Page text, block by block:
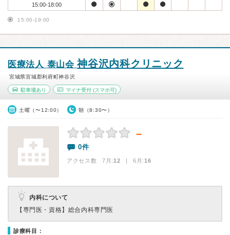
15:00-18:00
15:00-19:00
医療法人 泰山会神谷沢内科クリニック
宮城県宮城郡利府町神谷沢
駐車場あり マイナ受付(スマホ可)
土曜（〜12:00） 朝（8:30〜）
－
0件
アクセス数 7月:12 | 6月:16
内科について
【専門医・資格】 総合内科専門医
診療科目：